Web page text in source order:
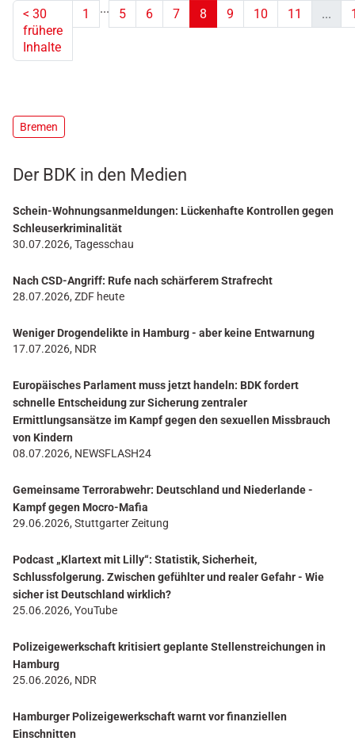
< 30
frühere
Inhalte
1 ... 5 6 7
8
9 10 11 ...
Bremen
Der BDK in den Medien
Schein-Wohnungsanmeldungen: Lückenhafte Kontrollen gegen
Schleuserkriminalität
30.07.2026, Tagesschau
Nach CSD-Angriff: Rufe nach schärferem Strafrecht
28.07.2026, ZDF heute
Weniger Drogendelikte in Hamburg - aber keine Entwarnung
17.07.2026, NDR
Europäisches Parlament muss jetzt handeln: BDK fordert
schnelle Entscheidung zur Sicherung zentraler
Ermittlungsansätze im Kampf gegen den sexuellen Missbrauch
von Kindern
08.07.2026, NEWSFLASH24
Gemeinsame Terrorabwehr: Deutschland und Niederlande -
Kampf gegen Mocro-Mafia
29.06.2026, Stuttgarter Zeitung
Podcast „Klartext mit Lilly“: Statistik, Sicherheit,
Schlussfolgerung. Zwischen gefühlter und realer Gefahr - Wie
sicher ist Deutschland wirklich?
25.06.2026, YouTube
Polizeigewerkschaft kritisiert geplante Stellenstreichungen in
Hamburg
25.06.2026, NDR
Hamburger Polizeigewerkschaft warnt vor finanziellen
Einschnitten